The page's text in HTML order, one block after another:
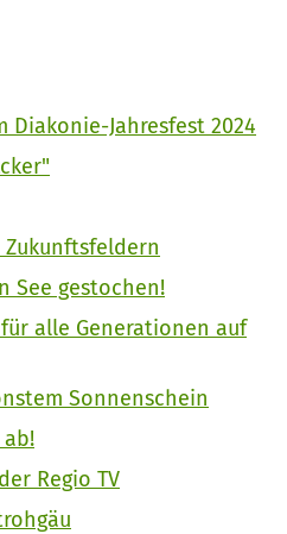
Diakonie-Jahresfest 2024
See gestochen!
alle Generationen auf
Sonnenschein
ab!
Regio TV